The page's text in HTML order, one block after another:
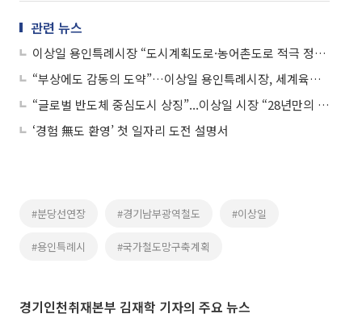
관련 뉴스
이상일 용인특례시장 “도시계획도로·농어촌도로 적극 정비로 생활도로 불편 해소”
“부상에도 감동의 도약”…이상일 용인특례시장, 세계육상선수권 은메달 우상혁 선수 축하전화
“글로벌 반도체 중심도시 상징”...이상일 시장 “28년만의 용인 미래비전 담았다”
‘경험 無도 환영’ 첫 일자리 도전 설명서
#분당선연장 #경기남부광역철도 #이상일
#용인특례시 #국가철도망구축계획
경기인천취재본부 김재학 기자의 주요 뉴스